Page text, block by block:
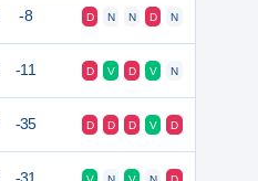
-8 D N N D N
-11 D V D V N
-35 D D D V D